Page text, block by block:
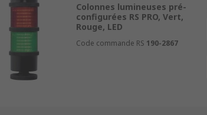
Colonnes lumineuses pré-
configurées RS PRO, Vert,
Rouge, LED
Code commande RS 190-2867